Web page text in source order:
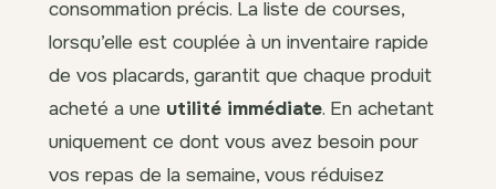
consommation précis. La liste de courses,
lorsqu’elle est couplée à un inventaire rapide
de vos placards, garantit que chaque produit
acheté a une utilité immédiate. En achetant
uniquement ce dont vous avez besoin pour
vos repas de la semaine, vous réduisez